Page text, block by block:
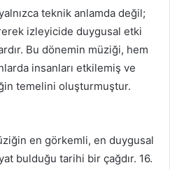
teknik anlamda değil;
izleyicide duygusal etki
Bu dönemin müziği, hem
insanları etkilemiş ve
temelini oluşturmuştur.
en görkemli, en duygusal
bulduğu tarihi bir çağdır. 16.